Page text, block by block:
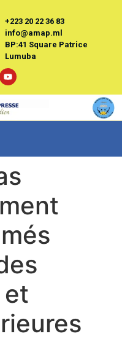
+223 20 22 36 83
info@amap.ml
BP:41 Square Patrice
Lumuba